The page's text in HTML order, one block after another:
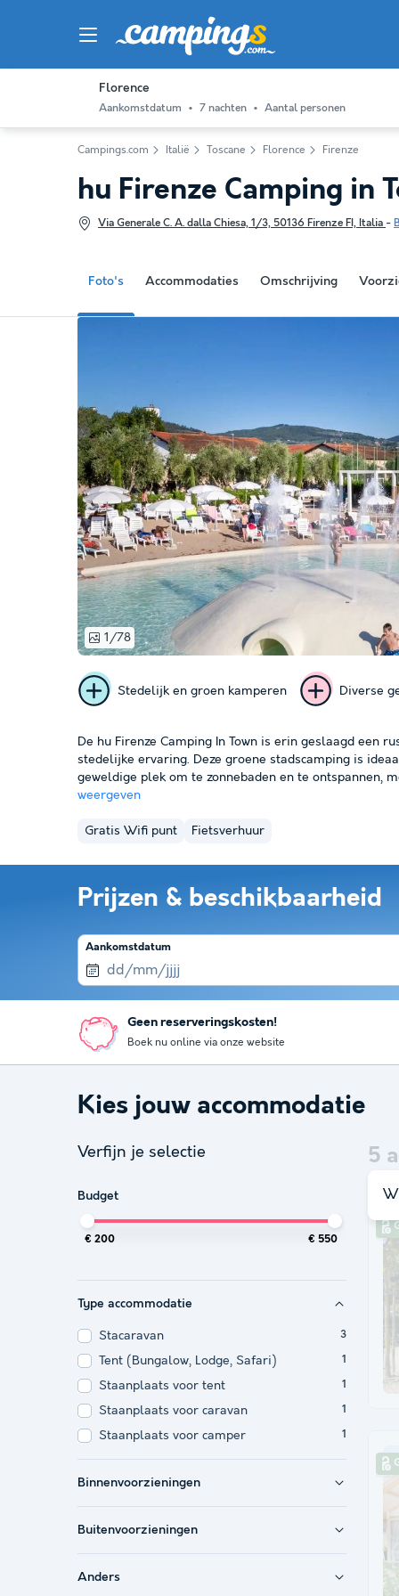
Florence
Aankomstdatum 7 nachten Aantal personen
Campings.com Italië Toscane Florence Firenze
Foto's Accommodaties Omschrijving
hu Firenze Camping in
Via Generale C. A. dalla Chiesa, 1/3, 50136 Firenze FI, Italia -
1/78
Stedelijk en groen kamperen Diverse
De hu Firenze Camping In Town is erin geslaagd een
stedelijke ervaring. Deze groene stadscamping is
geweldige plek om te zonnebaden en te ontspannen,
weergeven
Gratis Wifi punt Fietsverhuur
Prijzen & beschikbaarheid
Aankomstdatum
Geen reserveringskosten!
Boek nu online via onze website
Kies jouw accommodatie
Verfijn je selectie
Budget
€ 200 € 550
Type accommodatie
Stacaravan 3
Tent (Bungalow, Lodge, Safari) 1
Staanplaats voor tent 1
Staanplaats voor caravan 1
Staanplaats voor camper 1
Binnenvoorzieningen
Buitenvoorzieningen
Anders
5